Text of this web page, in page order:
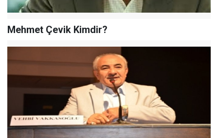
Mehmet Çevik Kimdir?